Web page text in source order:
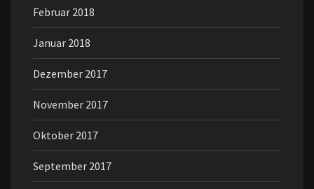
Februar 2018
Januar 2018
Dezember 2017
November 2017
Oktober 2017
September 2017